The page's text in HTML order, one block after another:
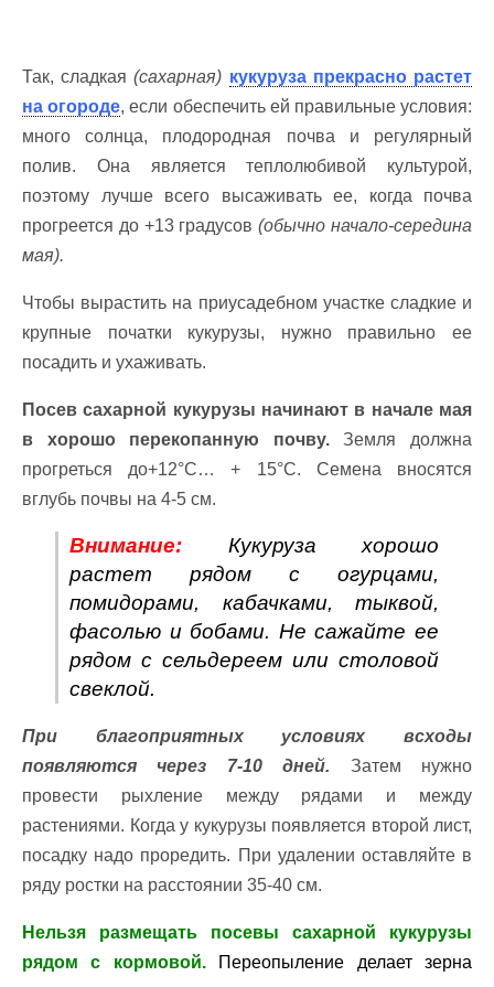
Так, сладкая(сахарная) кукуруза прекрасно растет
на огороде, если обеспечить ей правильные условия:
много солнца, плодородная почва и регулярный
полив. Она является теплолюбивой культурой,
поэтому лучше всего высаживать ее, когда почва
прогреется до +13 градусов (обычно начало-середина
мая).
Чтобы вырастить на приусадебном участке сладкие и
крупные початки кукурузы, нужно правильно ее
посадить и ухаживать.
Посев сахарной кукурузы начинают в начале мая
в хорошо перекопанную почву.Земля должна
прогреться до+12°С… + 15°С. Семена вносятся
вглубь почвы на 4-5 см.
Внимание: Кукуруза хорошо
растет рядом с огурцами,
помидорами, кабачками, тыквой,
фасолью и бобами. Не сажайте ее
рядом с сельдереем или столовой
свеклой.
При благоприятных условиях всходы
появляются через 7-10 дней. Затем нужно
провести рыхление между рядами и между
растениями. Когда у кукурузы появляется второй лист,
посадку надо проредить. При удалении оставляйте в
ряду ростки на расстоянии 35-40 см.
Нельзя размещать посевы сахарной кукурузы
рядом с кормовой.Переопыление делает зерна